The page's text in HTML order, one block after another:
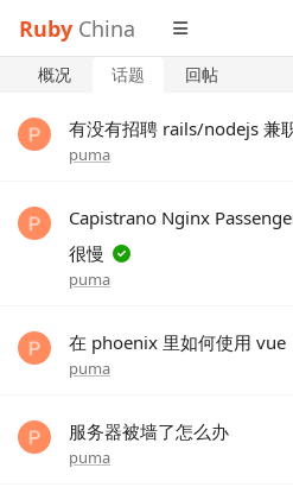
Ruby China
概况 话题 回帖
有没有招聘 rails/nodejs 兼
puma
Capistrano Nginx
很慢
puma
在 phoenix 里如何使用 vue
puma
服务器被墙了怎么办
puma